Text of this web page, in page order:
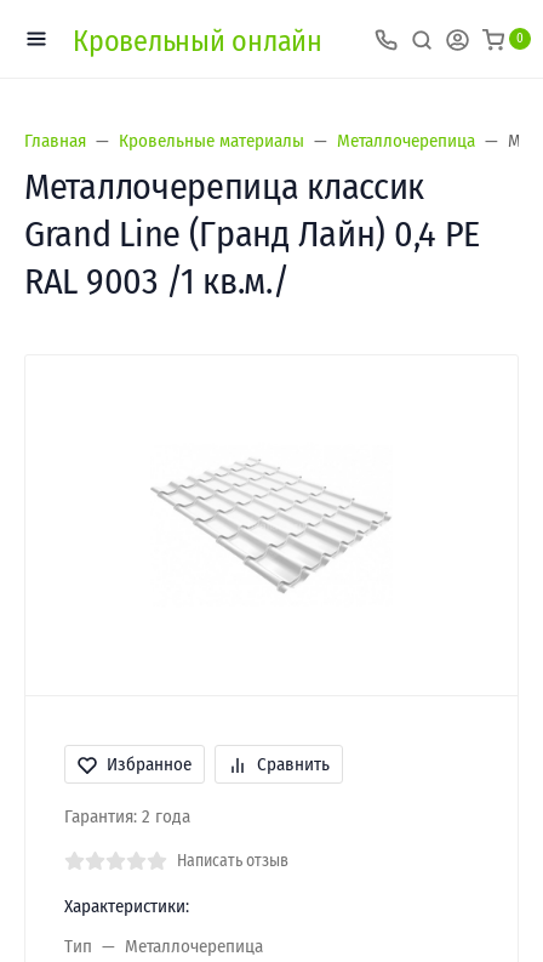
Кровельный онлайн 0
Главная Кровельные материалы Металлочерепица
Металлочерепица классик
Grand Line (Гранд Лайн) 0,4 PE
RAL 9003 /1 кв.м./
Избранное Сравнить
Гарантия: 2 года
Написать отзыв
Характеристики:
Тип
Металлочерепица